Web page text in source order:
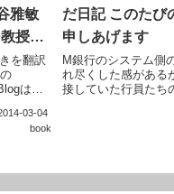
雅敏
授、
経済
を翻訳
は双
た議論
03-04
book
だ日記 このたび
申しあげます
M銀行のシステム側
れ尽くした感がある
接していた行員たち
ので、旧態依然と
見るとなかなかに